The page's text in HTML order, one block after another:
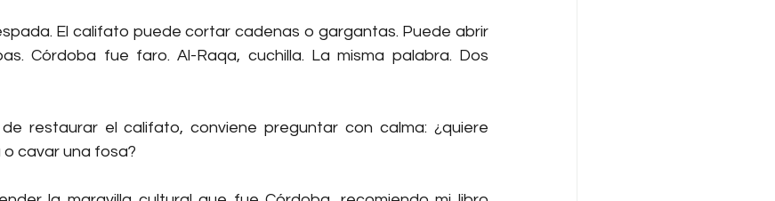
El califato puede cortar cadenas o gargantas. Puede abrir
Córdoba fue faro. Al-Raqa, cuchilla. La misma palabra. Dos
restaurar el califato, conviene preguntar con calma: ¿quiere
cavar una fosa?